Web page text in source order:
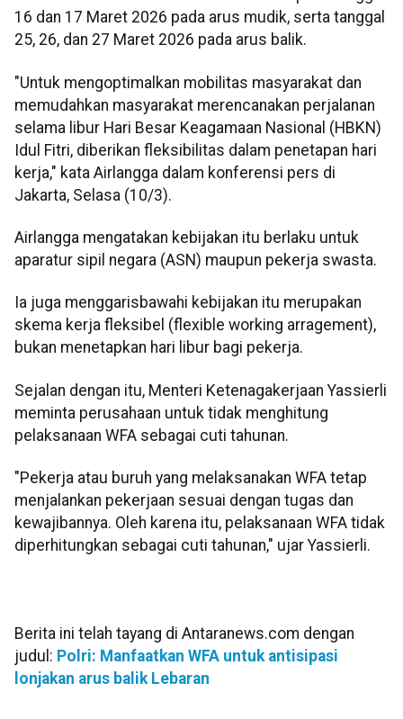
16 dan 17 Maret 2026 pada arus mudik, serta tanggal
25, 26, dan 27 Maret 2026 pada arus balik.
"Untuk mengoptimalkan mobilitas masyarakat dan
memudahkan masyarakat merencanakan perjalanan
selama libur Hari Besar Keagamaan Nasional (HBKN)
Idul Fitri, diberikan fleksibilitas dalam penetapan hari
kerja," kata Airlangga dalam konferensi pers di
Jakarta, Selasa (10/3).
Airlangga mengatakan kebijakan itu berlaku untuk
aparatur sipil negara (ASN) maupun pekerja swasta.
Ia juga menggarisbawahi kebijakan itu merupakan
skema kerja fleksibel (flexible working arragement),
bukan menetapkan hari libur bagi pekerja.
Sejalan dengan itu, Menteri Ketenagakerjaan Yassierli
meminta perusahaan untuk tidak menghitung
pelaksanaan WFA sebagai cuti tahunan.
"Pekerja atau buruh yang melaksanakan WFA tetap
menjalankan pekerjaan sesuai dengan tugas dan
kewajibannya. Oleh karena itu, pelaksanaan WFA tidak
diperhitungkan sebagai cuti tahunan," ujar Yassierli.
Berita ini telah tayang di Antaranews.com dengan
judul: Polri: Manfaatkan WFA untuk antisipasi
lonjakan arus balik Lebaran